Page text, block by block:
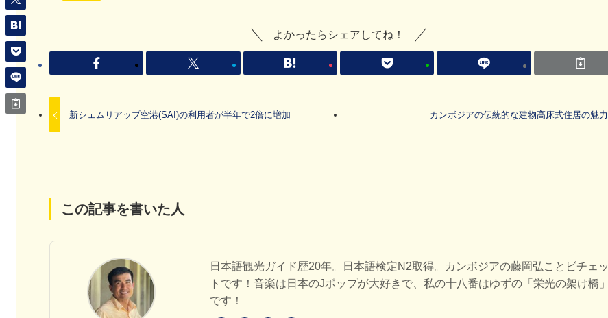
よかったらシェアしてね！
新シェムリアップ空港(SAI)の利用者が半年で2倍に増加 カンボジアの伝統的な建物高床式住居の魅力
この記事を書いた人
日本語観光ガイド歴20年。日本語検定N2取得。カンボジアの藤岡弘ことビチェッ
トです！音楽は日本のJポップが大好きで、私の十八番はゆずの「栄光の架け橋」
です！